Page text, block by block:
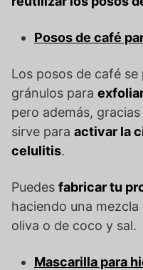
Posos de café
Los posos de café
gránulos para
pero además,
sirve para activar la
celulitis.
Puedes fabricar tu
haciendo una
oliva o de coco y sal.
Mascarilla para